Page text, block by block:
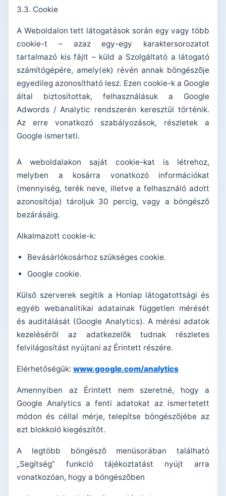
3.3. Cookie
A Weboldalon tett látogatások során egy vagy több
cookie-t – azaz egy-egy karaktersorozatot
tartalmazó kis fájlt – küld a Szolgáltató a látogató
számítógépére, amely(ek) révén annak böngészõje
egyedileg azonosítható lesz. Ezen cookie-k a Google
által biztosítottak, felhasználásuk a Google
Adwords / Analytic rendszerén keresztül történik.
Az erre vonatkozó szabályozások, részletek a
Google ismerteti.
A weboldalakon saját cookie-kat is létrehoz,
melyben a kosárra vonatkozó információkat
(mennyiség, terék neve, illetve a felhasználó adott
azonosítója) tároljuk 30 percig, vagy a böngészõ
bezárásáig.
Alkalmazott cookie-k:
Bevásárlókosárhoz szükséges cookie.
Google cookie.
Külső szerverek segítik a Honlap látogatottsági és
egyéb webanalitikai adatainak független mérését
és auditálását (Google Analytics). A mérési adatok
kezelésérõl az adatkezelõk tudnak részletes
felvilágosítást nyújtani az Érintett részére.
Elérhetőségük: www.google.com/analytics
Amennyiben az Érintett nem szeretné, hogy a
Google Analytics a fenti adatokat az ismertetett
módon és céllal mérje, telepítse böngészõjébe az
ezt blokkoló kiegészítõt.
A legtöbb böngészõ menüsorában található
„Segítség” funkció tájékoztatást nyújt arra
vonatkozóan, hogy a böngészõben